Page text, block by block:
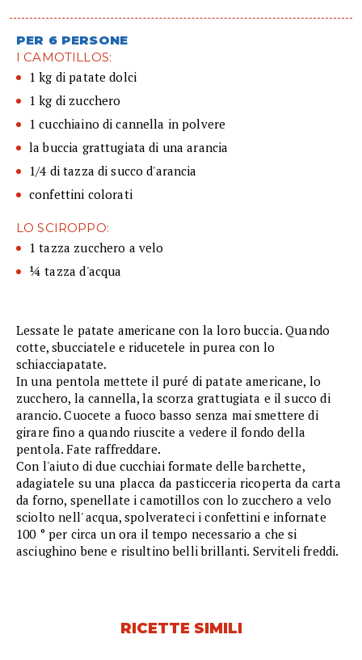
PER 6 PERSONE
I CAMOTILLOS:
1 kg di patate dolci
1 kg di zucchero
1 cucchiaino di cannella in polvere
la buccia grattugiata di una arancia
1/4 di tazza di succo d'arancia
confettini colorati
LO SCIROPPO:
1 tazza zucchero a velo
¼ tazza d'acqua
Lessate le patate americane con la loro buccia. Quando
cotte, sbucciatele e riducetele in purea con lo
schiacciapatate.
In una pentola mettete il puré di patate americane, lo
zucchero, la cannella, la scorza grattugiata e il succo di
arancio. Cuocete a fuoco basso senza mai smettere di
girare fino a quando riuscite a vedere il fondo della
pentola. Fate raffreddare.
Con l'aiuto di due cucchiai formate delle barchette,
adagiatele su una placca da pasticceria ricoperta da carta
da forno, spenellate i camotillos con lo zucchero a velo
sciolto nell' acqua, spolverateci i confettini e infornate
100 ° per circa un ora il tempo necessario a che si
asciughino bene e risultino belli brillanti. Serviteli freddi.
RICETTE SIMILI